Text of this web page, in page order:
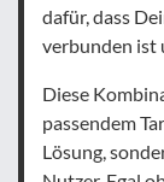
dafür, dass
verbunden
Diese
passendem
Lösung,